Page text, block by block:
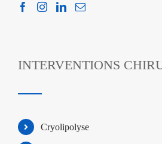
INTERVENTIONS
Cryolipolyse